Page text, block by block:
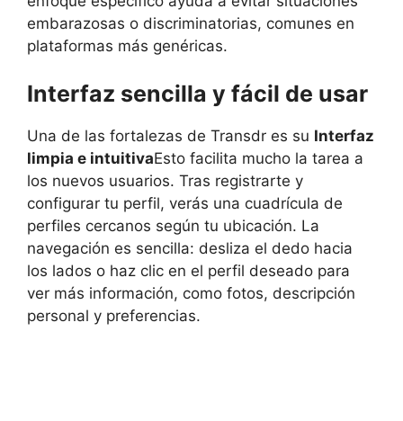
embarazosas o discriminatorias, comunes en
plataformas más genéricas.
Interfaz sencilla y fácil de usar
Una de las fortalezas de Transdr es su Interfaz
limpia e intuitivaEsto facilita mucho la tarea a
los nuevos usuarios. Tras registrarte y
configurar tu perfil, verás una cuadrícula de
perfiles cercanos según tu ubicación. La
navegación es sencilla: desliza el dedo hacia
los lados o haz clic en el perfil deseado para
ver más información, como fotos, descripción
personal y preferencias.